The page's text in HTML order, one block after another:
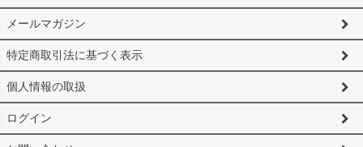
メールマガジン
特定商取引法に基づく表示
個人情報の取扱
ログイン